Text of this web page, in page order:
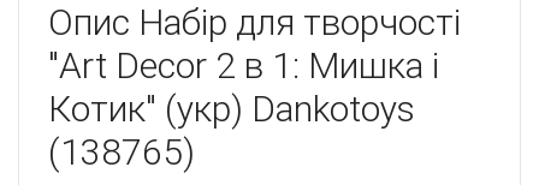
Опис Набір для творчості
"Art Decor 2 в 1: Мишка і
Котик" (укр) Dankotoys
(138765)